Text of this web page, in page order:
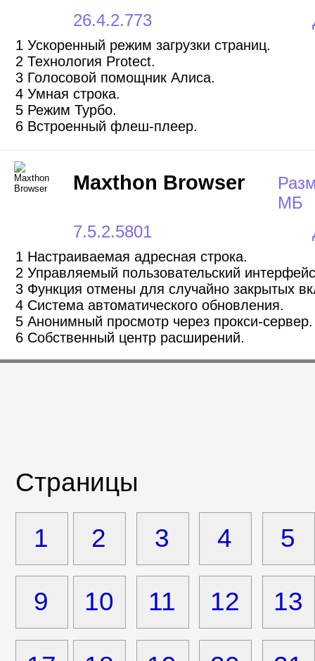
МБ
Maxthon Browser
7.5.2.5801
1 Настраиваемая адресная строка.
2 Управляемый пользовательский
3 Функция отмены для случайно закрытых
4 Система автоматического обновления.
5 Анонимный просмотр через прокси-сервер.
6 Собственный центр расширений.
Страницы
26.4.2.773
1 Ускоренный режим загрузки страниц.
2 Технология Protect.
3 Голосовой помощник Алиса.
4 Умная строка.
5 Режим Турбо.
6 Встроенный флеш-плеер.
1 2 3 4 5
9 10 11 12 13